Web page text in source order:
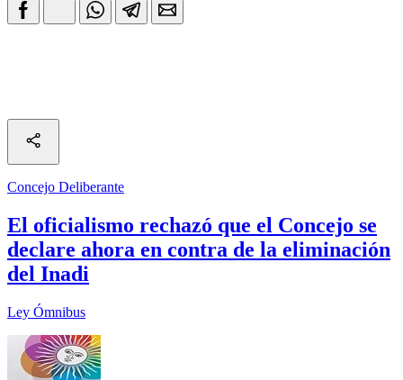
Concejo Deliberante
El oficialismo rechazó que el Concejo se
declare ahora en contra de la eliminación
del Inadi
Ley Ómnibus